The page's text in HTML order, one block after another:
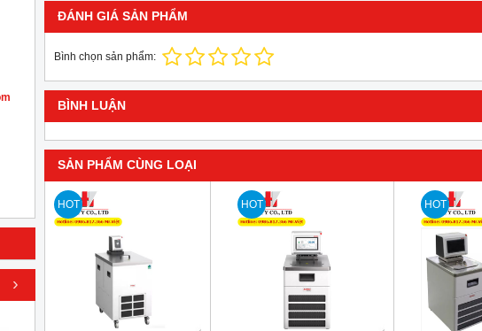
HOT
›
ĐÁNH GIÁ SẢN PHẨM
Bình chọn sản phẩm:
BÌNH LUẬN
SẢN PHẨM CÙNG LOẠI
HOT HOT HOT